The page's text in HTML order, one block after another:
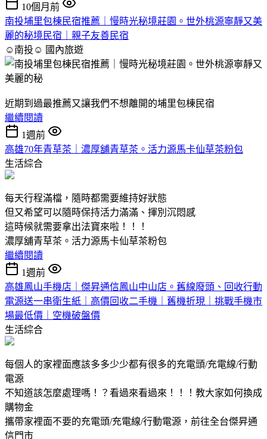
10個月前
南投埔里包棟民宿推薦｜慢時光秘境莊園。世外桃源寧靜又美
麗的秘境民宿｜親子友善民宿
☺南投☺ 國內旅遊
近期到過最推薦又讓我們不想離開的埔里包棟民宿
繼續閱讀
1週前
高雄70年青草茶｜濃厚舖青草茶。活力源馬卡仙草茶粉包
生活綜合
每天行程滿檔，隨時都需要維持好狀態
但又希望可以隨時保持活力滿滿、揮別沉悶感
這時候就需要拿出法寶來啦！！！
濃厚舖青草茶。活力源馬卡仙草茶粉包
繼續閱讀
1週前
高雄鳳山手機店｜傑昇通信鳳山中山店。舊線廢頭、回收行動
電源送一串衛生紙｜高價回收二手機｜舊機折現｜挑戰手機市
場最低價｜空機破盤價
生活綜合
每個人的家裡面應該多多少少都有很多的充電頭/充電線/行動
電源
不知道該怎麼處理嗎！？看過來看過來！！！教大家如何換成
購物金
攜帶家裡面不要的充電頭/充電線/行動電源，前往全台傑昇通
信門市